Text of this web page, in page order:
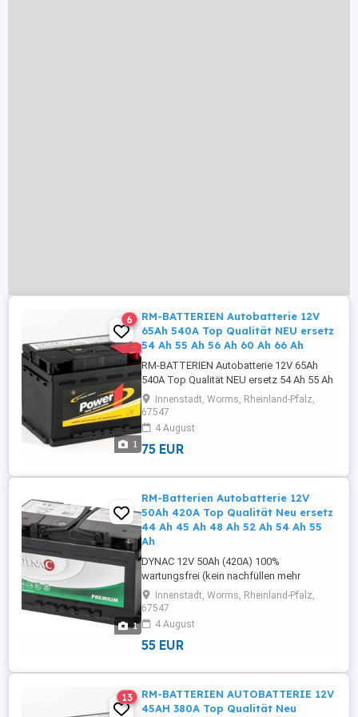
1
6
RM-BATTERIEN Autobatterie 12V
65Ah 540A Top Qualität NEU ersetz
54 Ah 55 Ah 56 Ah 60 Ah 66 Ah
RM-BATTERIEN Autobatterie 12V 65Ah
540A Top Qualität NEU ersetz 54 Ah 55 Ah
56 Ah 60 Ah 66 Ah Power 1 12V 65Ah (540
A) Optimale Startkraft, top Qualität!!!
Absolut 100% wartungsfrei (Ca/Ca)
Technik Abmessungen: Länge 242 mm X
Breite 175 mm X Höhe 175 mm Pluspol:
Die ...
Innenstadt, Worms, Rheinland-Pfalz,
67547
4 August
75 EUR
1
RM-Batterien Autobatterie 12V
50Ah 420A Top Qualität Neu ersetz
44 Ah 45 Ah 48 Ah 52 Ah 54 Ah 55
Ah
DYNAC 12V 50Ah (420A) 100%
wartungsfrei (kein nachfüllen mehr
notwendig)(Ca/Ca) Technik Optimale
Startkraft, Top Qualität!!! Abmessungen:
Länge 207 mm X Breite 173 mm X Höhe
190 mm Pluspol: rechts ( Rundpol ) 2
Jahre Gewährleistung Die Batterie ist neu,
Nicht ...
Innenstadt, Worms, Rheinland-Pfalz,
67547
4 August
55 EUR
13
RM-BATTERIEN AUTOBATTERIE 12V
45AH 380A Top Qualität Neu